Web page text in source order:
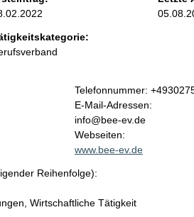
K
o
n
t
a
t
n
Telefonnummer:
E-Mail-Adressen:
info@bee-ev.de
Webseiten:
www.bee-ev.de
Reihenfolge):
Wirtschaftliche Tätigkeit